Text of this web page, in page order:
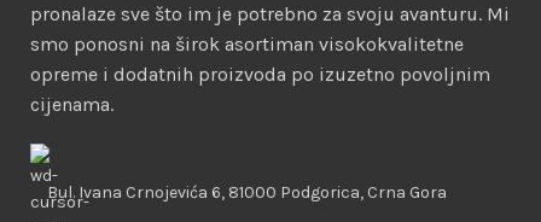
pronalaze sve što im je potrebno za svoju avanturu. Mi
smo ponosni na širok asortiman visokokvalitetne
opreme i dodatnih proizvoda po izuzetno povoljnim
cijenama.
Bul. Ivana Crnojevića 6, 81000 Podgorica, Crna Gora